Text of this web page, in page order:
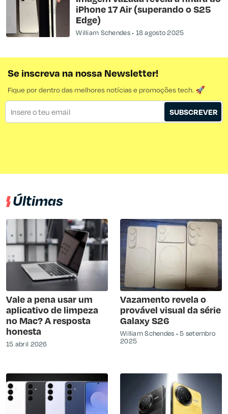
iPhone 17 Air (superando o S25
Edge)
William Schendes 18 agosto 2025
Se inscreva na nossa Newsletter!
Fique por dentro das melhores notícias e promoções tech. 🚀
SUBSCREVER
Últimas
Vale a pena usar um
aplicativo de limpeza
no Mac? A resposta
honesta
15 abril 2026
Vazamento revela o
provável visual da série
Galaxy S26
William Schendes
5 setembro
2025